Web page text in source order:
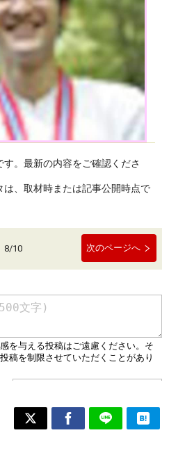
。最新の内容をご確認くださ
、取材時または記事公開時点で
8/10 次のページへ